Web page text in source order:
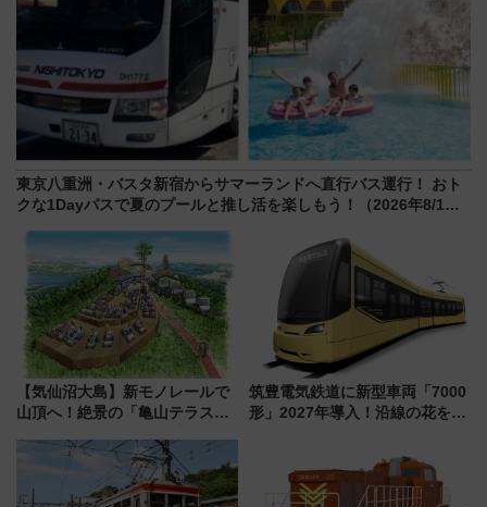
東京八重洲・バスタ新宿からサマーランドへ直行バス運行！ おト
クな1Dayパスで夏のプールと推し活を楽しもう！（2026年8/1～
【気仙沼大島】新モノレールで
山頂へ！絶景の「亀山テラス
暇村のお得な日帰りプランも登
筑豊電気鉄道に新型車両「7000
形」2027年導入！沿線の花をイ
内は落ち着いたゆとりある空間